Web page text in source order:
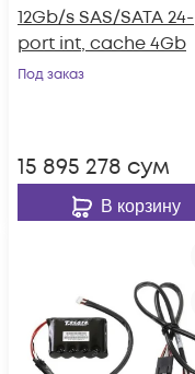
12Gb/s SAS/SATA 24-
port int, cache 4Gb
Под заказ
15 895 278 сум
В корзину